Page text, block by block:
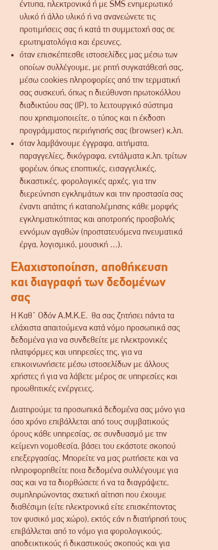
έντυπα, ηλεκτρονικά ή με SMS ενημερωτικό
υλικό ή άλλο υλικό ή να ανανεώνετε τις
προτιμήσεις σας ή κατά τη συμμετοχή σας σε
ερωτηματολόγια και έρευνες.
όταν επισκέπτεσθε ιστοσελίδες μας μέσω των
οποίων συλλέγουμε, με ρητή συγκατάθεσή σας,
μέσω cookies πληροφορίες από την τερματική
σας συσκευή, όπως η διεύθυνση πρωτοκόλλου
διαδικτύου σας (IP), το λειτουργικό σύστημα
που χρησιμοποιείτε, ο τύπος και η έκδοση
προγράμματος περιήγησής σας (browser) κ.λπ.
όταν λαμβάνουμε έγγραφα, αιτήματα,
παραγγελίες, δικόγραφα, εντάλματα κ.λπ. τρίτων
φορέων, όπως εποπτικές, εισαγγελικές,
δικαστικές, φορολογικές αρχές, για την
διερεύνηση εγκλημάτων και την προστασία σας
έναντι απάτης ή καταπολέμησης κάθε μορφής
εγκληματικότητας και αποτροπής προσβολής
εννόμων αγαθών (προστατευόμενα πνευματικά
έργα, λογισμικό, μουσική …).
Ελαχιστοποίηση, αποθήκευση
και διαγραφή των δεδομένων
σας
Η Καθ΄ Οδόν Α.Μ.Κ.Ε. θα σας ζητήσει πάντα τα
ελάχιστα απαιτούμενα κατά νόμο προσωπικά σας
δεδομένα για να συνδεθείτε με ηλεκτρονικές
πλατφόρμες και υπηρεσίες της, για να
επικοινωνήσετε μέσω ιστοσελίδων με άλλους
χρήστες ή για να λάβετε μέρος σε υπηρεσίες και
προωθητικές ενέργειες.
Διατηρούμε τα προσωπικά δεδομένα σας μόνο για
όσο χρόνο επιβάλλεται από τους συμβατικούς
όρους κάθε υπηρεσίας, σε συνδυασμό με την
κείμενη νομοθεσία, βάσει του εκάστοτε σκοπού
επεξεργασίας. Μπορείτε να μας ρωτήσετε και να
πληροφορηθείτε ποια δεδομένα συλλέγουμε για
σας και να τα διορθώσετε ή να τα διαγράψετε,
συμπληρώνοντας σχετική αίτηση που έχουμε
διαθέσιμη (είτε ηλεκτρονικά είτε επισκέπτοντας
τον φυσικό μας χώρο), εκτός εάν η διατήρησή τους
επιβάλλεται από το νόμο για φορολογικούς,
αποδεικτικούς ή δικαστικούς σκοπούς και για